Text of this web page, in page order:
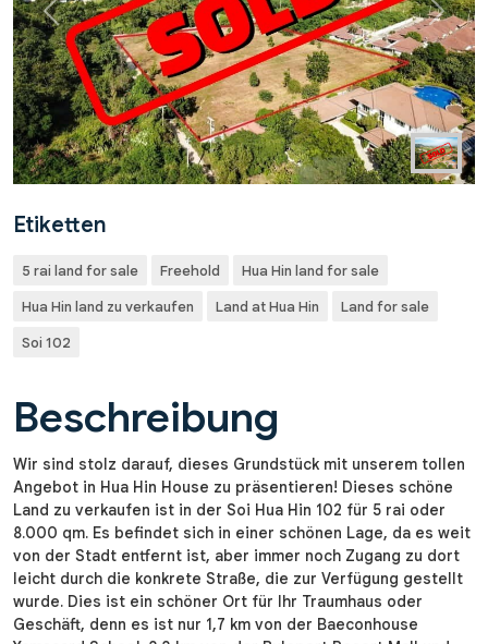
Previous Next
Etiketten
5 rai land for sale Freehold
Hua Hin land for sale
Hua Hin land zu verkaufen
Land at Hua Hin
Land for sale
Soi 102
Beschreibung
Wir sind stolz darauf, dieses Grundstück mit unserem tollen
Angebot in Hua Hin House zu präsentieren! Dieses schöne
Land zu verkaufen ist in der Soi Hua Hin 102 für 5 rai oder
8.000 qm. Es befindet sich in einer schönen Lage, da es weit
von der Stadt entfernt ist, aber immer noch Zugang zu dort
leicht durch die konkrete Straße, die zur Verfügung gestellt
wurde. Dies ist ein schöner Ort für Ihr Traumhaus oder
Geschäft, denn es ist nur 1,7 km von der Baeconhouse